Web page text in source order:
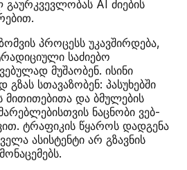
AI ძიების
პროცესს უკავშირდება,
საძიებო
მუშაობენ. ისინი
სთავაზობენ: პასუხებში
მითითებითა და ბმულების
ნაცნობი ვებ-
ტრაფიკის წყაროს დადგენა
ასისტენტი არ გზავნის